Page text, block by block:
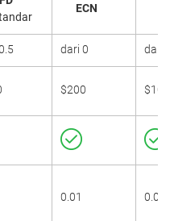
ECN
dari 0 dari
$200
0.01 0.01